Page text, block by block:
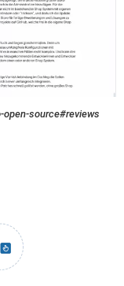
source#reviews